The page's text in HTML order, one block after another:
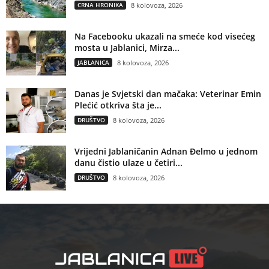
CRNA HRONIKA 8 kolovoza, 2026
Na Facebooku ukazali na smeće kod visećeg
mosta u Jablanici, Mirza...
JABLANICA 8 kolovoza, 2026
Danas je Svjetski dan mačaka: Veterinar Emin
Plećić otkriva šta je...
DRUŠTVO 8 kolovoza, 2026
Vrijedni Jablaničanin Adnan Đelmo u jednom
danu čistio ulaze u četiri...
DRUŠTVO 8 kolovoza, 2026